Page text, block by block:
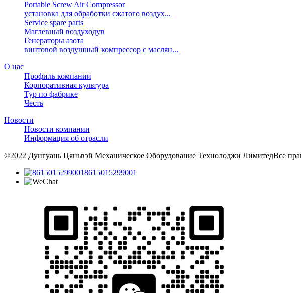
Portable Screw Air Compressor
установка для обработки сжатого воздух...
Service spare parts
Маглевный воздуходув
Генераторы азота
винтовой воздушный компрессор с маслян...
О нас
Профиль компании
Корпоративная культура
Тур по фабрике
Честь
Новости
Новости компании
Информация об отрасли
©2022 Дунгуань Цяньвэй Механическое Оборудование Технолоджи ЛимитедВсе
8615015299001